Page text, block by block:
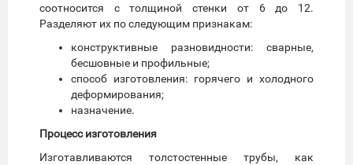
соотносится с толщиной стенки от 6 до 12.
Разделяют их по следующим признакам:
конструктивные разновидности: сварные,
бесшовные и профильные;
способ изготовления: горячего и холодного
деформирования;
назначение.
Процесс изготовления
Изготавливаются толстостенные трубы, как